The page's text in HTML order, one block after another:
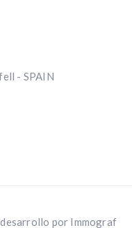
- SPAIN
por Immograf